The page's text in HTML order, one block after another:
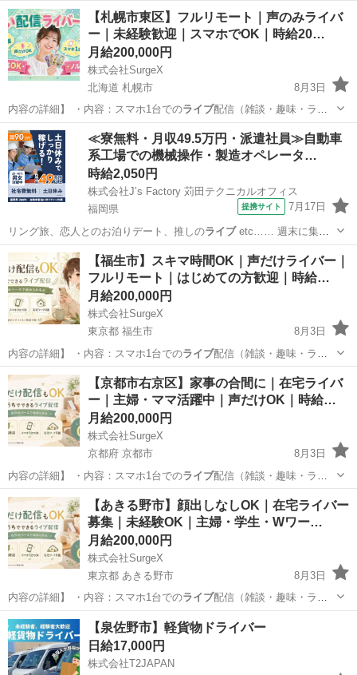
オ配信など） …
東京 羽村市 その他 ライバー
【札幌市東区】フルリモート｜声のみライバ
ー｜未経験歓迎｜スマホでOK｜時給20…
月給200,000円
株式会社SurgeX
北海道 札幌市
8月3日
内容の詳細】 ・内容：スマホ1台でのライブ配信（雑談・趣味・ラジ
オ配信など） …
北海道 札幌市 その他 ライバー
≪寮無料・月収49.5万円・派遣社員≫自動車
系工場での機械操作・製造オペレータ…
時給2,050円
株式会社J’s Factory 苅田テクニカルオフィス
福岡県
提携サイト 7月17日
リング旅、恋人とのお泊りデート、推しのライブetc…… 週末に集中
しがちな楽しい…
福岡 その他
【福生市】スキマ時間OK｜声だけライバー｜
フルリモート｜はじめての方歓迎｜時給…
月給200,000円
株式会社SurgeX
東京都 福生市
8月3日
内容の詳細】 ・内容：スマホ1台でのライブ配信（雑談・趣味・ラジ
オ配信など） …
東京 福生市 その他 ライバー
【京都市右京区】家事の合間に｜在宅ライバ
ー｜主婦・ママ活躍中｜声だけOK｜時給…
月給200,000円
株式会社SurgeX
京都府 京都市
8月3日
内容の詳細】 ・内容：スマホ1台でのライブ配信（雑談・趣味・ラジ
オ配信など） …
京都 京都市 その他 ライバー
【あきる野市】顔出しなしOK｜在宅ライバー
募集｜未経験OK｜主婦・学生・Wワー…
月給200,000円
株式会社SurgeX
東京都 あきる野市
8月3日
内容の詳細】 ・内容：スマホ1台でのライブ配信（雑談・趣味・ラジ
オ配信など） …
東京 あきる野市 その他 顔出し
【泉佐野市】軽貨物ドライバー
日給17,000円
株式会社T2JAPAN